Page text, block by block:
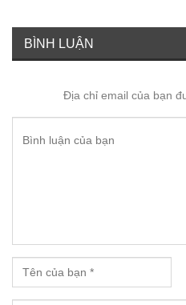
BÌNH LUẬN
Địa chỉ email của bạn